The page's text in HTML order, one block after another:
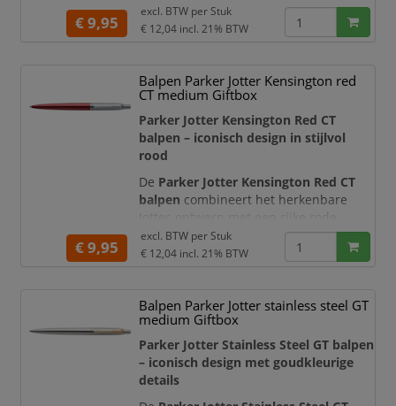
oranje lakafwerking. De gestroomlijnde
roestvrijstalen houder, geborstelde
balpen een moderne en
representatieve uitstraling.
Met het karakteristiekedruk- en
klikmechanismeschuift u de
schrijfpunt snel
€ 9,95
excl. BTW per Stuk
€ 12,04 incl. 21% BTW
Balpen Parker Jotter Kensington red
CT medium Giftbox
Parker Jotter Kensington Red CT
balpen – iconisch design in stijlvol
rood
De Parker Jotter Kensington Red CT
balpen combineert het herkenbare
lakafwerking en hoogglanzende
chroomkleurige details. De
pijlvormige clip geven deze balpen een
tijdloze en professionele uitstraling.
De balpen is uitgerust met een blauwe
Parker Quinkflow-vulling
€ 9,95
excl. BTW per Stuk
€ 12,04 incl. 21% BTW
Balpen Parker Jotter stainless steel GT
medium Giftbox
Parker Jotter Stainless Steel GT balpen
– iconisch design met goudkleurige
details